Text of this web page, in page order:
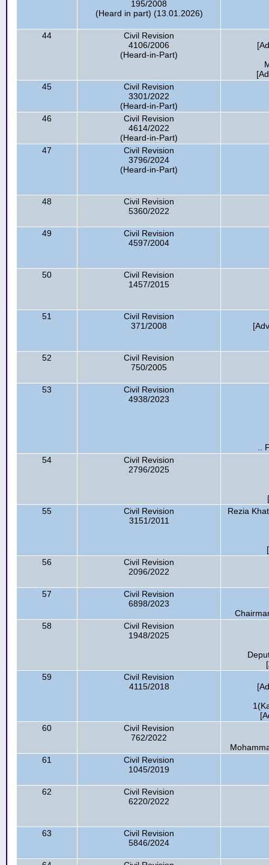
195/2008
(Heard in part) (13.01.2026)
44
Civil Revision
4106/2006
(Heard-in-Part)
45
Civil Revision
3301/2022
(Heard-in-Part)
46
Civil Revision
4614/2022
(Heard-in-Part)
47
Civil Revision
3796/2024
(Heard-in-Part)
48
Civil Revision
5360/2022
49
Civil Revision
4597/2004
50
Civil Revision
1457/2015
51
Civil Revision
371/2008
52
Civil Revision
750/2005
53
Civil Revision
4938/2023
..
54
Civil Revision
2796/2025
55
Civil Revision
3151/2011
Rezia
56
Civil Revision
2096/2022
57
Civil Revision
6898/2023
58
Civil Revision
1948/2025
59
Civil Revision
4115/2018
60
Civil Revision
762/2022
61
Civil Revision
1045/2019
62
Civil Revision
6220/2022
63
Civil Revision
5846/2024